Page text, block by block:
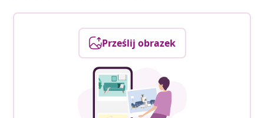
Prześlij obrazek